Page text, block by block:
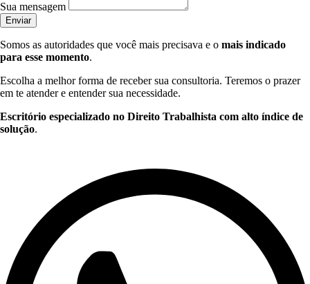
Sua mensagem
Enviar
Somos as autoridades que você mais precisava e o mais indicado
para esse momento.
Escolha a melhor forma de receber sua consultoria. Teremos o prazer
em te atender e entender sua necessidade.
Escritório especializado no Direito Trabalhista com alto índice de
solução.